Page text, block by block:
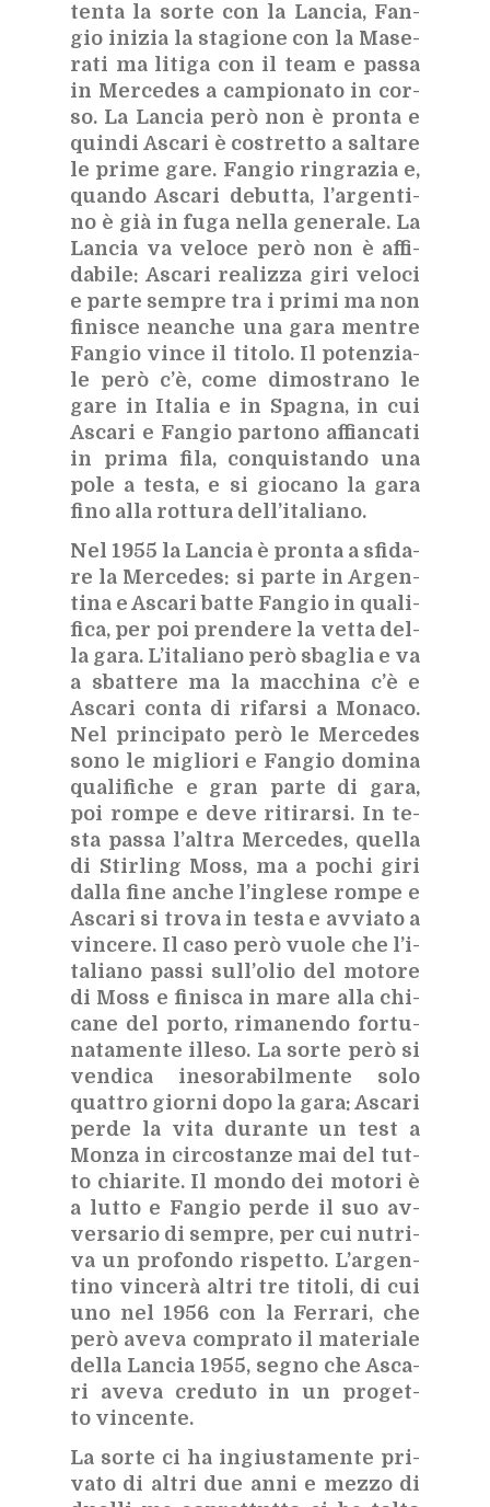
ten­ta la sor­te con la Lan­cia, Fan­
gio ini­zia la sta­gio­ne con la Ma­se­
ra­ti ma li­ti­ga con il team e pas­sa
in Mer­ce­des a cam­pio­na­to in cor­
so. La Lan­cia però non è pron­ta e
quin­di Asca­ri è co­stret­to a sal­ta­re
le pri­me gare. Fan­gio rin­gra­zia e,
quan­do Asca­ri de­but­ta, l’ar­gen­ti­
no è già in fuga nel­la ge­ne­ra­le. La
Lan­cia va ve­lo­ce però non è af­fi­
da­bi­le: Asca­ri rea­liz­za giri ve­lo­ci
e par­te sem­pre tra i pri­mi ma non
fi­ni­sce nean­che una gara men­tre
Fan­gio vin­ce il ti­to­lo. Il po­ten­zia­
le però c’è, come di­mo­stra­no le
gare in Ita­lia e in Spa­gna, in cui
Asca­ri e Fan­gio par­to­no af­fian­ca­ti
in pri­ma fila, con­qui­stan­do una
pole a te­sta, e si gio­ca­no la gara
fino alla rot­tu­ra del­l’i­ta­lia­no.
Nel 1955 la Lan­cia è pron­ta a sfi­da­
re la Mer­ce­des: si par­te in Ar­gen­
ti­na e Asca­ri bat­te Fan­gio in qua­li­
fi­ca, per poi pren­de­re la vet­ta del­
la gara. L’i­ta­lia­no però sba­glia e va
a sbat­te­re ma la mac­chi­na c’è e
Asca­ri con­ta di ri­far­si a Mo­na­co.
Nel prin­ci­pa­to però le Mer­ce­des
sono le mi­glio­ri e Fan­gio do­mi­na
qua­li­fi­che e gran par­te di gara,
poi rom­pe e deve ri­ti­rar­si. In te­
sta pas­sa l’al­tra Mer­ce­des, quel­la
di Stir­ling Moss, ma a po­chi giri
dal­la fine an­che l’in­gle­se rom­pe e
Asca­ri si tro­va in te­sta e av­via­to a
vin­ce­re. Il caso però vuo­le che l’i­
ta­lia­no pas­si sul­l’o­lio del mo­to­re
di Moss e fi­ni­sca in mare alla chi­
ca­ne del por­to, ri­ma­nen­do for­tu­
na­ta­men­te il­le­so. La sor­te però si
ven­di­ca ine­so­ra­bil­men­te solo
quat­tro gior­ni dopo la gara: Asca­ri
per­de la vita du­ran­te un test a
Mon­za in cir­co­stan­ze mai del tut­
to chia­ri­te. Il mon­do dei mo­to­ri è
a lut­to e Fan­gio per­de il suo av­
ver­sa­rio di sem­pre, per cui nu­tri­
va un pro­fon­do ri­spet­to. L’ar­gen­
ti­no vin­ce­rà al­tri tre ti­to­li, di cui
uno nel 1956 con la Fer­ra­ri, che
però ave­va com­pra­to il ma­te­ria­le
del­la Lan­cia 1955, se­gno che Asca­
ri ave­va cre­du­to in un pro­get­
to vin­cen­te.
La sor­te ci ha in­giu­sta­men­te pri­
va­to di al­tri due anni e mez­zo di